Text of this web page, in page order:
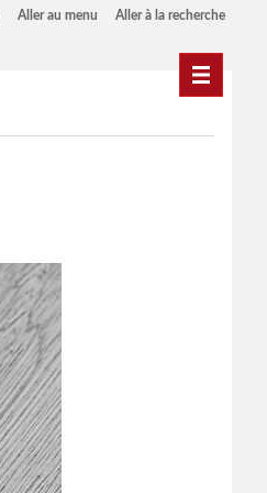
Aller au menu Aller à la recherche